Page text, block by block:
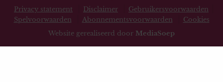
Privacy statement Disclaimer
Gebruikersvoorwaarden
Spelvoorwaarden
Abonnementsvoorwaarden
Cookies
Website gerealiseerd door MediaSoep